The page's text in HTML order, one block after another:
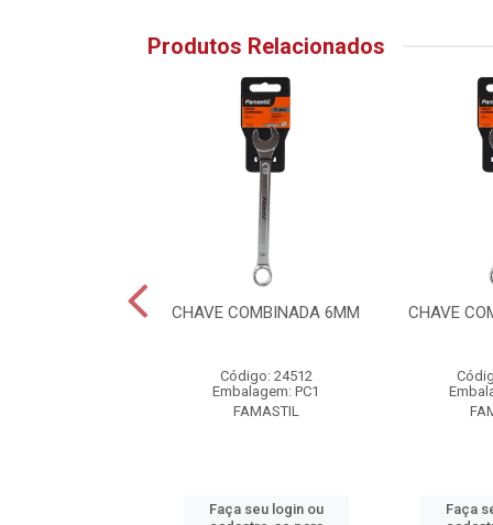
Produtos Relacionados
CHAVE COMBINADA 6MM
Código: 24512
Embalagem: PC1
FAMASTIL
Faça seu login ou
CHAVE
Faça